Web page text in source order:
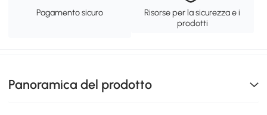
Pagamento sicuro
Risorse per la sicurezza e i
prodotti
Panoramica del prodotto